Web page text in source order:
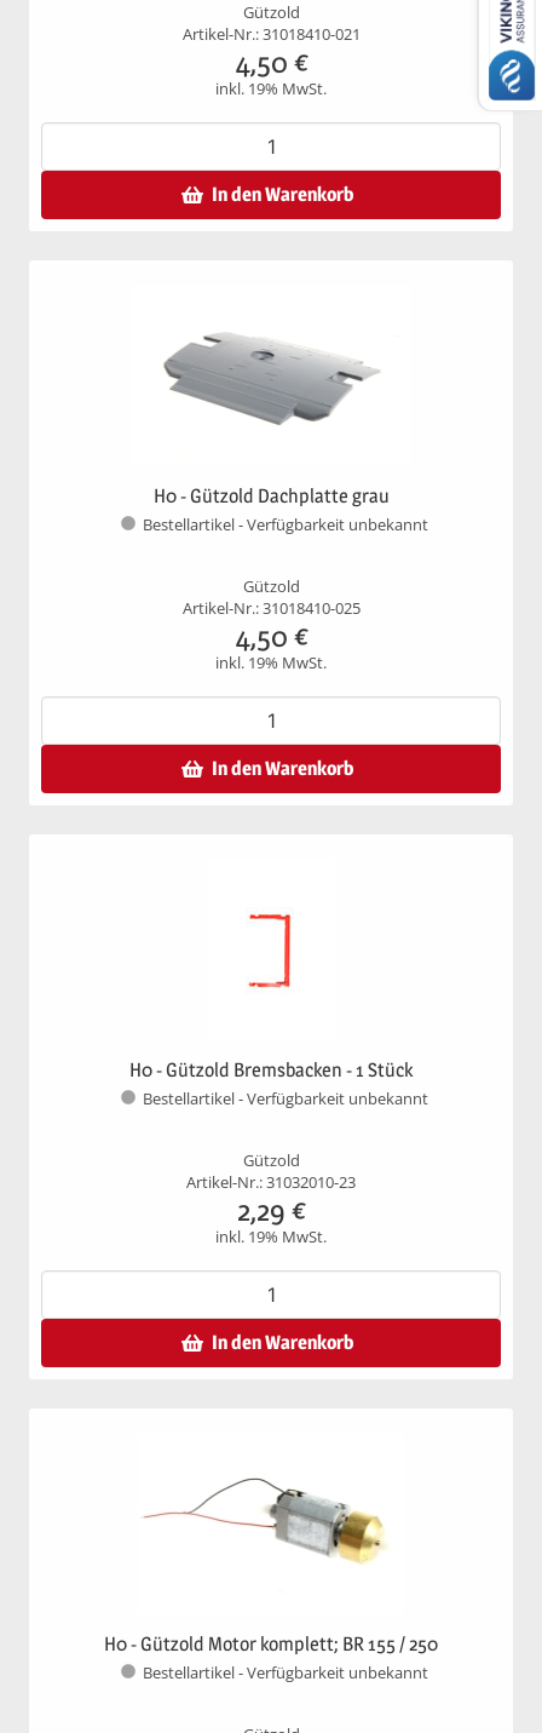
Gützold
Artikel-Nr.: 31018410-021
4,50 €
inkl. 19% MwSt.
In den Warenkorb
H0 - Gützold Dachplatte grau
Bestellartikel - Verfügbarkeit unbekannt
Gützold
Artikel-Nr.: 31018410-025
4,50 €
inkl. 19% MwSt.
In den Warenkorb
H0 - Gützold Bremsbacken - 1 Stück
Bestellartikel - Verfügbarkeit unbekannt
Gützold
Artikel-Nr.: 31032010-23
2,29 €
inkl. 19% MwSt.
In den Warenkorb
H0 - Gützold Motor komplett; BR 155 / 250
Bestellartikel - Verfügbarkeit unbekannt